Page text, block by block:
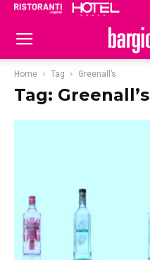
Home Tag Greenall’s
Tag: Greenall’s